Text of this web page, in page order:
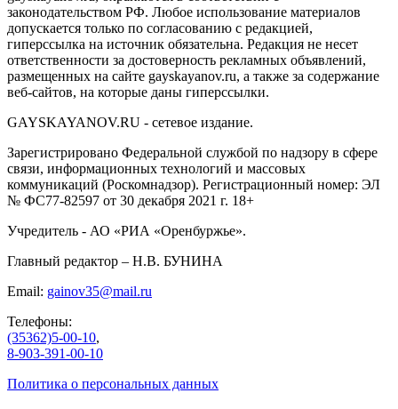
законодательством РФ. Любое использование материалов
допускается только по согласованию с редакцией,
гиперссылка на источник обязательна. Редакция не несет
ответственности за достоверность рекламных объявлений,
размещенных на сайте gayskayanov.ru, а также за содержание
веб-сайтов, на которые даны гиперссылки.
GAYSKAYANOV.RU - сетевое издание.
Зарегистрировано Федеральной службой по надзору в сфере
связи, информационных технологий и массовых
коммуникаций (Роскомнадзор). Регистрационный номер: ЭЛ
№ ФС77-82597 от 30 декабря 2021 г. 18+
Учредитель - АО «РИА «Оренбуржье».
Главный редактор – Н.В. БУНИНА
Email: gainov35@mail.ru
Телефоны:
(35362)5-00-10,
8-903-391-00-10
Политика о персональных данных